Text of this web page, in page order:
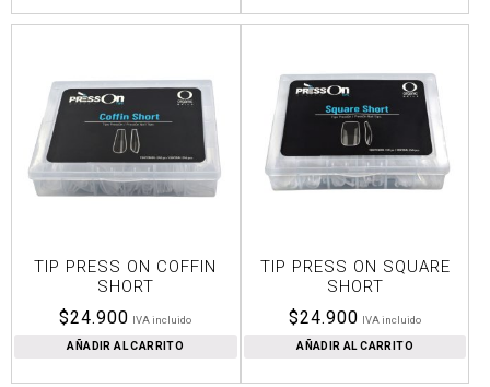
TIP PRESS ON COFFIN
SHORT
$24.900 IVA incluido
AÑADIR AL CARRITO
TIP PRESS ON SQUARE
SHORT
$24.900 IVA incluido
AÑADIR AL CARRITO